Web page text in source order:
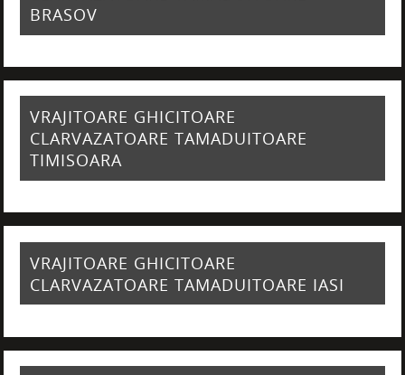
BRASOV
VRAJITOARE GHICITOARE
CLARVAZATOARE TAMADUITOARE
TIMISOARA
VRAJITOARE GHICITOARE
CLARVAZATOARE TAMADUITOARE IASI